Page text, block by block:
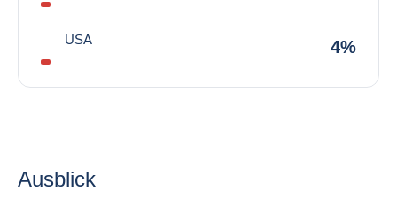
USA 4%
Ausblick